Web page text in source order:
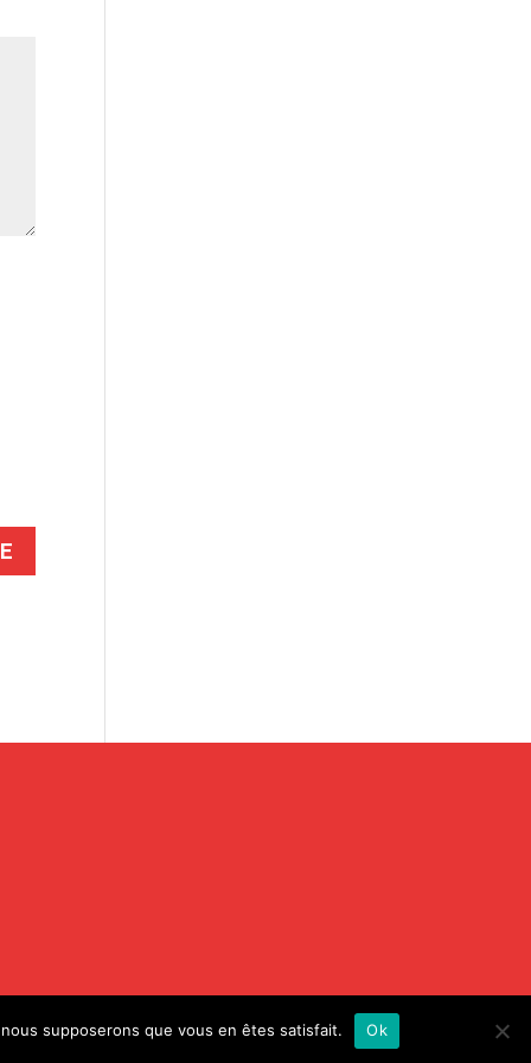
supposerons que vous en êtes satisfait. Ok